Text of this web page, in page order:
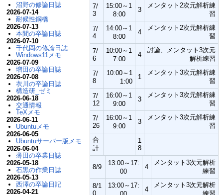
7/
3
15:00～1
8:00
3
メンタット2次元解析練
習
7/
4
14:00～1
8:00
4
メンタット2次元解析練
習
7/
6
10:00～1
7:00
4
討論、メンタット3次元
解析練習
7/
8
10:00～1
1:00
1
メンタット3次元解析練
習
7/
12
16:00～1
9:00
3
メンタット3次元解析練
習
7/
26
16:00～1
9:00
3
メンタット3次元解析練
習
合
計
1
8
8/9
13:00～17:
00
4
メンタット3次元解析
練習
8/1
0
13:00～17:
4
メンタット3次元解析
練習
沼野の修論日誌
2026-07-14
耐候性鋼橋
2026-07-13
本間の卒論日誌
2026-07-10
千代岡の修論日誌
Windows11メモ
2026-07-09
増田の卒論日誌
2026-07-08
衣川の卒論日誌
構造研_ゼミ
2026-06-18
交通情報
TeXメモ
2026-06-11
Ubuntuメモ
2026-06-05
Ubuntuサーバー版メモ
2026-06-04
薄田の卒業日誌
2026-05-18
石黒の作業日誌
2026-05-13
西澤の卒論日記
2026-04-21